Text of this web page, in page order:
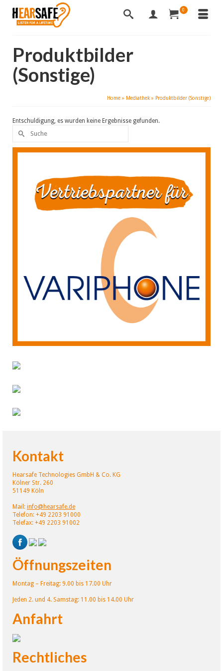
0
Produktbilder
(Sonstige)
Home » Mediathek » Produktbilder (Sonstige)
Entschuldigung, es wurden keine Ergebnisse gefunden.
nach:
Kontakt
Hearsafe Technologies GmbH & Co. KG
Kölner Str. 260
51149 Köln
Mail: info@hearsafe.de
Telefon: +49 2203 91000
Telefax: +49 2203 91002
Öffnungszeiten
Montag – Freitag: 9.00 bis 17.00 Uhr
Jeden 2. und 4. Samstag: 11.00 bis 14.00 Uhr
Anfahrt
Rechtliches